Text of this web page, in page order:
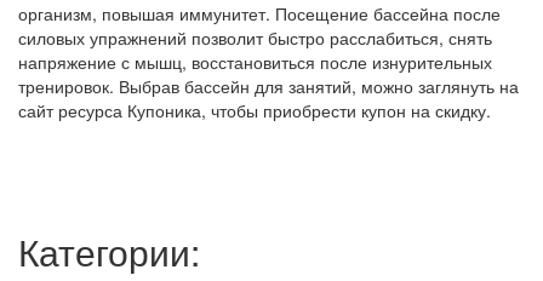
организм, повышая иммунитет. Посещение бассейна после
силовых упражнений позволит быстро расслабиться, снять
напряжение с мышц, восстановиться после изнурительных
тренировок. Выбрав бассейн для занятий, можно заглянуть на
сайт ресурса Купоника, чтобы приобрести купон на скидку.
Категории: